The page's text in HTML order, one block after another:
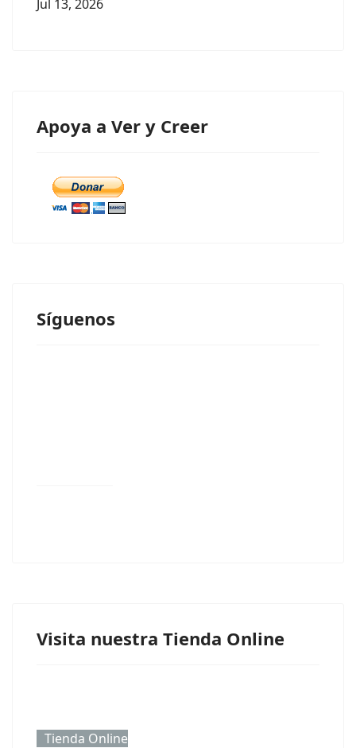
Jul 13, 2026
Apoya a Ver y Creer
Síguenos
Visita nuestra Tienda Online
Tienda Online